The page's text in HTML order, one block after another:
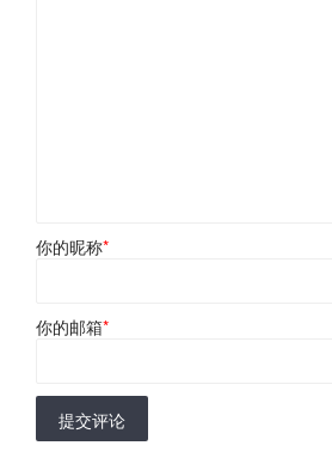
你的昵称*
你的邮箱*
提交评论